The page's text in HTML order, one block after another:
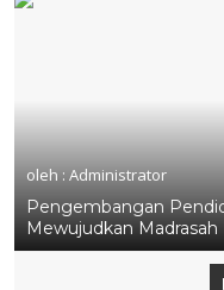
oleh : Administrator
Pengembangan
Mewujudkan